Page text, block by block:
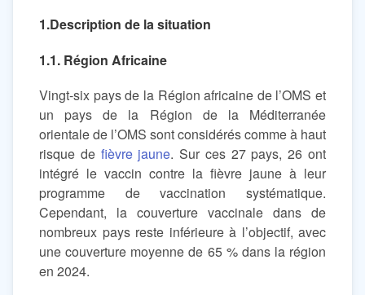
1.Description de la situation
1.1. Région Africaine
Vingt-six pays de la Région africaine de l’OMS et
un pays de la Région de la Méditerranée
orientale de l’OMS sont considérés comme à haut
risque de fièvre jaune. Sur ces 27 pays, 26 ont
intégré le vaccin contre la fièvre jaune à leur
programme de vaccination systématique.
Cependant, la couverture vaccinale dans de
nombreux pays reste inférieure à l’objectif, avec
une couverture moyenne de 65 % dans la région
en 2024.